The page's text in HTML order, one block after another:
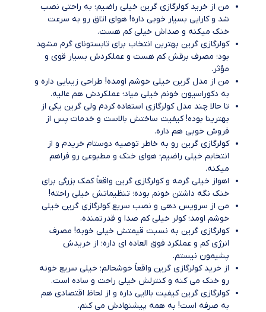
من از خرید کولرگازی گرین خیلی راضیم؛ به راحتی نصب
شد و کارایی بسیار خوبی داره! هوای اتاق رو به سرعت
خنک میکنه و صداش خیلی کم هست.
کولرگازی گرین بهترین انتخاب برای تابستونای گرم مشهد
بود؛ مصرف برقش کم هست و عملکردش بسیار قوی و
مؤثر.
من از مدل گرین خیلی خوشم اومده! طراحی زیبایی داره و
به دکوراسیون خونم خیلی میاد؛ عملکردش هم عالیه.
تا حالا چند مدل کولرگازی استفاده کردم ولی گرین یکی از
بهترینا بوده! کیفیت ساختش بالاست و خدمات پس از
فروش خوبی هم داره.
کولرگازی گرین رو به خاطر توصیه دوستام خریدم و از
انتخابم خیلی راضیم؛ هوای خنک و مطبوعی رو فراهم
میکنه.
اهواز خیلی گرمه و کولرگازی گرین واقعاً کمک بزرگی برای
خنک نگه داشتن خونم بوده؛ تنظیماتش خیلی راحته!
من از سرویس‌ دهی و نصب سریع کولرگازی گرین خیلی
خوشم اومد؛ کولر خیلی کم‌ صدا و قدرتمنده.
کولرگازی گرین به نسبت قیمتش خیلی خوبه! مصرف
انرژی کم و عملکرد فوق ‌العاده‌ ای داره؛ از خریدش
پشیمون نیستم.
از خرید کولرگازی گرین واقعاً خوشحالم؛ خیلی سریع خونه
رو خنک می‌ کنه و کنترلش خیلی راحت و ساده است.
کولرگازی گرین کیفیت بالایی داره و از لحاظ اقتصادی هم
به صرفه است! به همه پیشنهادش می ‌کنم.